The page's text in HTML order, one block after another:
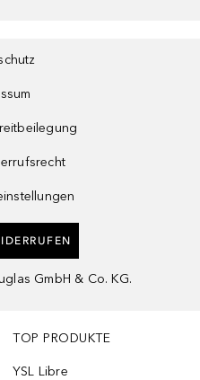
GmbH & Co. KG.
TOP PRODUKTE
YSL Libre